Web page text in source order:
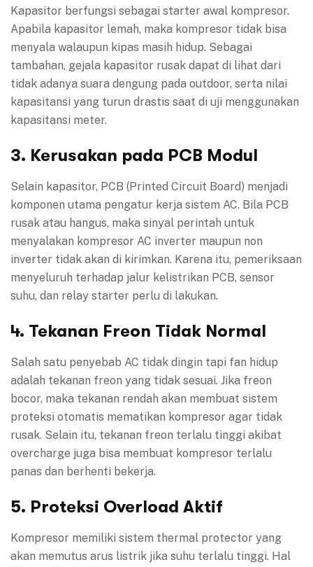
Kapasitor berfungsi sebagai starter awal kompresor.
Apabila kapasitor lemah, maka kompresor tidak bisa
menyala walaupun kipas masih hidup. Sebagai
tambahan, gejala kapasitor rusak dapat di lihat dari
tidak adanya suara dengung pada outdoor, serta nilai
kapasitansi yang turun drastis saat di uji menggunakan
kapasitansi meter.
3. Kerusakan pada PCB Modul
Selain kapasitor, PCB (Printed Circuit Board) menjadi
komponen utama pengatur kerja sistem AC. Bila PCB
rusak atau hangus, maka sinyal perintah untuk
menyalakan kompresor AC inverter maupun non
inverter tidak akan di kirimkan. Karena itu, pemeriksaan
menyeluruh terhadap jalur kelistrikan PCB, sensor
suhu, dan relay starter perlu di lakukan.
4. Tekanan Freon Tidak Normal
Salah satu penyebab AC tidak dingin tapi fan hidup
adalah tekanan freon yang tidak sesuai. Jika freon
bocor, maka tekanan rendah akan membuat sistem
proteksi otomatis mematikan kompresor agar tidak
rusak. Selain itu, tekanan freon terlalu tinggi akibat
overcharge juga bisa membuat kompresor terlalu
panas dan berhenti bekerja.
5. Proteksi Overload Aktif
Kompresor memiliki sistem thermal protector yang
akan memutus arus listrik jika suhu terlalu tinggi. Hal